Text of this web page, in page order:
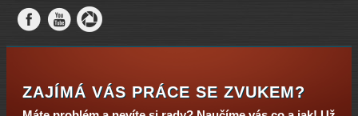
ZAJÍMÁ VÁS PRÁCE SE ZVUKEM?